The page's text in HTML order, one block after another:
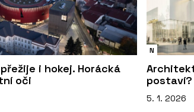
i hokej. Horácká
oči
N
postaví?
5. 1. 2026